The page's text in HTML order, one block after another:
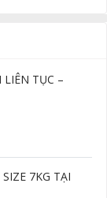
TỤC –
7KG TẠI